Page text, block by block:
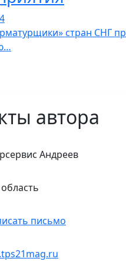
стран СНГ
автора
Андреев
письмо